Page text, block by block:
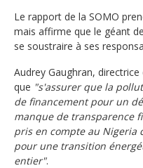
Le rapport de la SOMO
mais affirme que le géant
se soustraire à ses
Audrey Gaughran,
que "s'assurer que la
de financement pour un
manque de transparence
pris en compte au Nigeria
pour une transition
entier".